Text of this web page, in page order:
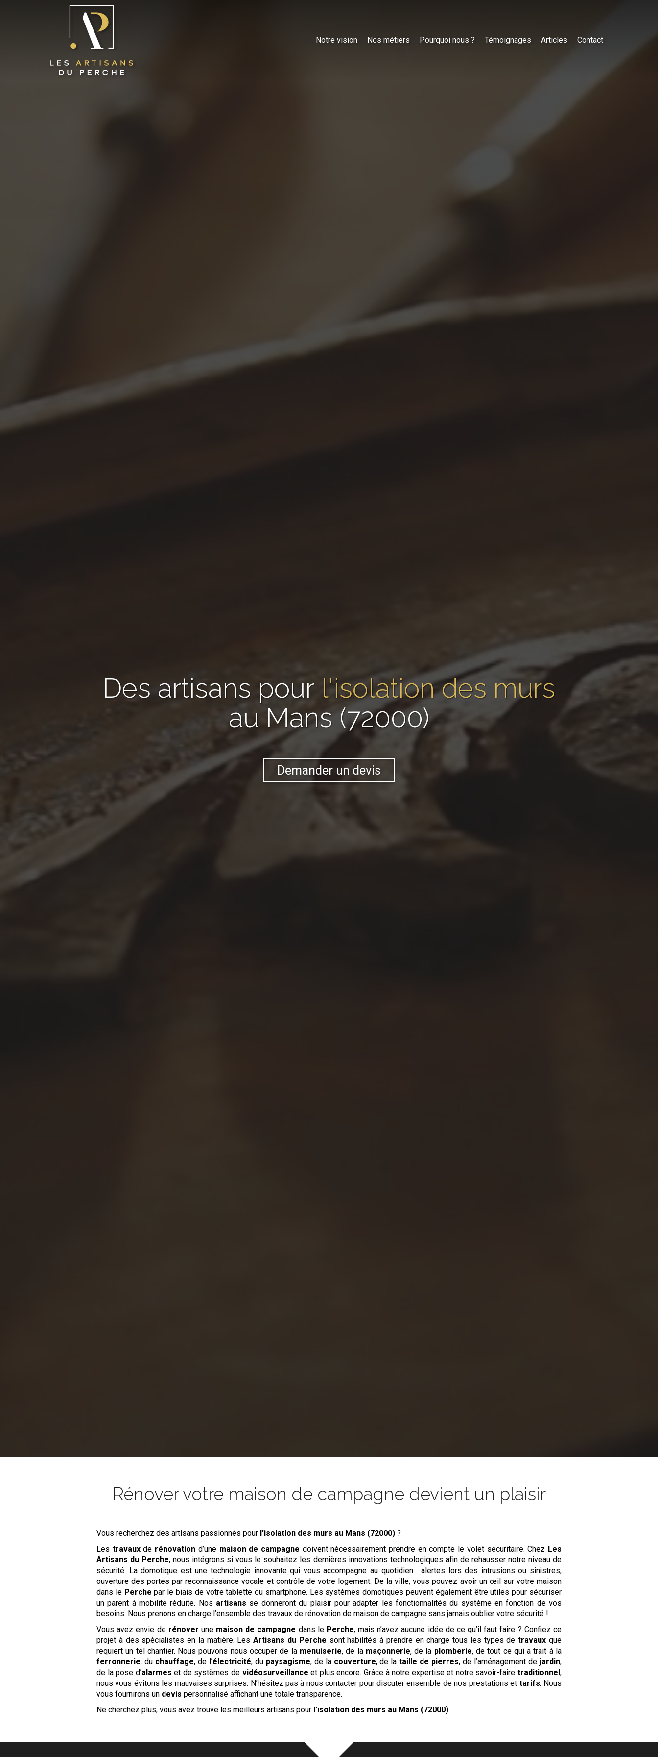
Notre vision Nos métiers Pourquoi nous ? Témoignages Articles Contact
Des artisans pour l'isolation des murs
au Mans (72000)
Demander un devis
Rénover votre maison de campagne devient un plaisir
Vous recherchez des artisans passionnés pour l'isolation des murs au Mans (72000) ?
Les travauxde rénovation d’une maison de campagne doivent nécessairement prendre en compte le volet sécuritaire. Chez Les
Artisans du Perche, nous intégrons si vous le souhaitez les dernières innovations technologiques afin de rehausser notre niveau de
sécurité. La domotique est une technologie innovante qui vous accompagne au quotidien : alertes lors des intrusions ou sinistres,
ouverture des portes par reconnaissance vocale et contrôle de votre logement. De la ville, vous pouvez avoir un œil sur votre maison
dans le Perche par le biais de votre tablette ou smartphone. Les systèmes domotiques peuvent également être utiles pour sécuriser
un parent à mobilité réduite. Nos artisans se donneront du plaisir pour adapter les fonctionnalités du système en fonction de vos
besoins. Nous prenons en charge l’ensemble des travaux de rénovation de maison de campagne sans jamais oublier votre sécurité !
Vous avez envie de rénover une maison de campagne dans le Perche, mais n’avez aucune idée de ce qu’il faut faire ? Confiez ce
projet à des spécialistes en la matière. LesArtisans du Perche sont habilités à prendre en charge tous les types detravaux que
requiert un tel chantier. Nous pouvons nous occuper de la menuiserie, de la maçonnerie, de la plomberie, de tout ce qui a trait à la
ferronnerie, du chauffage, de l’électricité, du paysagisme, de la couverture, de lataille de pierres, de l’aménagement de jardin,
de la pose d’alarmes et de systèmes de vidéosurveillance et plus encore. Grâce à notre expertise et notre savoir-faire traditionnel,
nous vous évitons les mauvaises surprises. N’hésitez pas à nous contacter pour discuter ensemble de nos prestations et tarifs. Nous
vous fournirons un devis personnalisé affichant une totale transparence.
Ne cherchez plus, vous avez trouvé les meilleurs artisans pour l'isolation des murs au Mans (72000).